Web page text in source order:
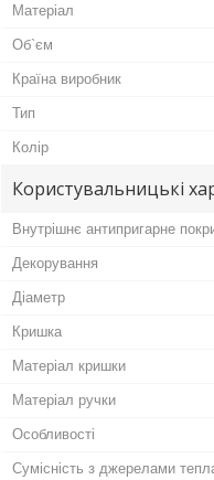
Матеріал
Об`єм
Країна виробник
Тип
Колір
Користувальницькі
Внутрішнє антипригарне
Декорування
Діаметр
Кришка
Матеріал кришки
Матеріал ручки
Особливості
Сумісність з джерелами